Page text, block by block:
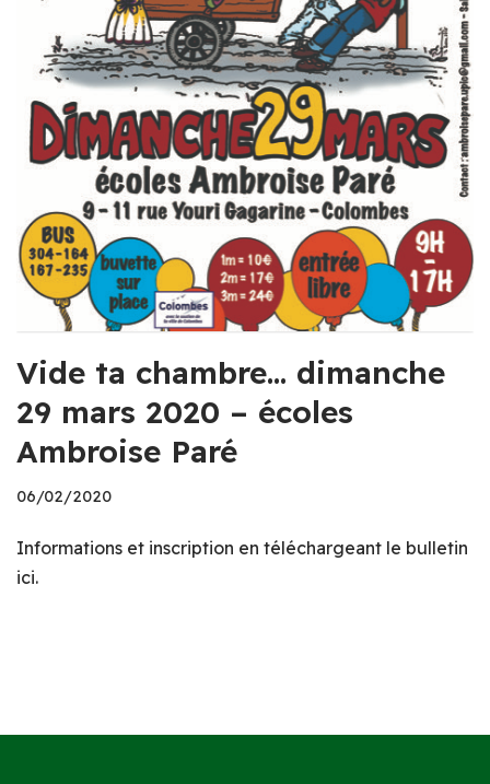
Vide ta chambre… dimanche
29 mars 2020 – écoles
Ambroise Paré
06/02/2020
Informations et inscription en téléchargeant le bulletin
ici.